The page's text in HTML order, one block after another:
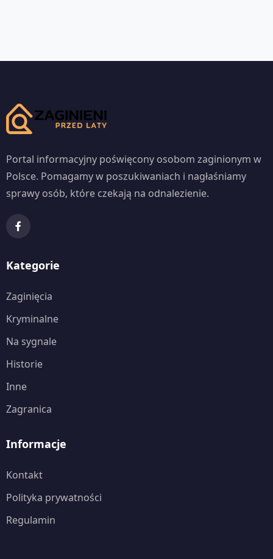
Portal informacyjny poświęcony osobom zaginionym w
Polsce. Pomagamy w poszukiwaniach i nagłaśniamy
sprawy osób, które czekają na odnalezienie.
Kategorie
Zaginięcia
Kryminalne
Na sygnale
Historie
Inne
Zagranica
Informacje
Kontakt
Polityka prywatności
Regulamin